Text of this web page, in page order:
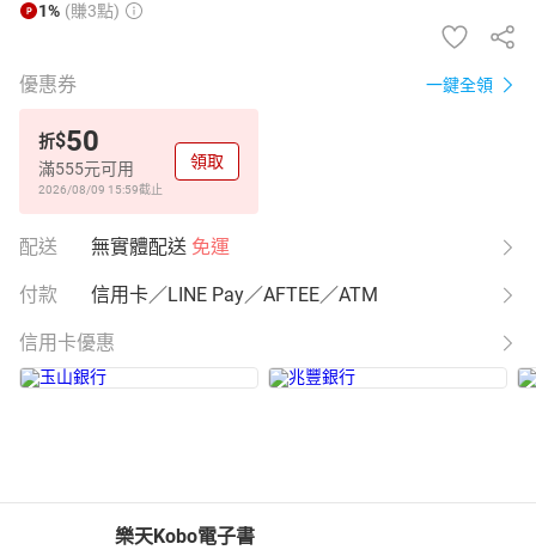
1% (賺3點)
優惠券 一鍵全領
折$50
滿555元可用
2026/08/09 15:59截止
領取
配送 無實體配送 免運
付款 信用卡／LINE Pay／AFTEE／ATM
信用卡優惠
樂天Kobo電子書